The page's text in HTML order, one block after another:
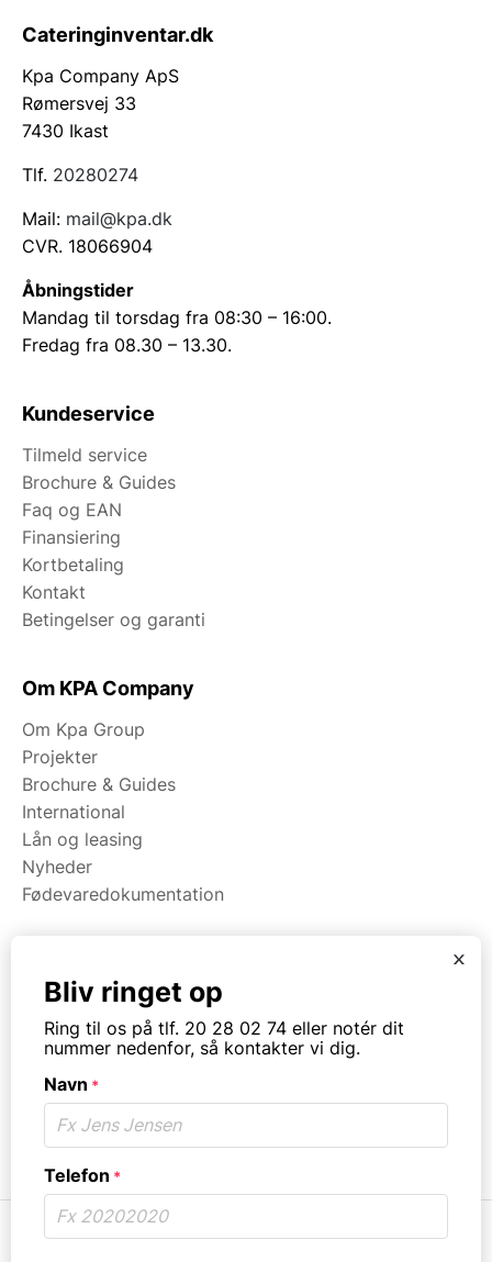
Cateringinventar.dk
Kpa Company ApS
Rømersvej 33
7430 Ikast
Tlf. 20280274
Mail: mail@kpa.dk
CVR. 18066904
Åbningstider
Mandag til torsdag fra 08:30 – 16:00.
Fredag fra 08.30 – 13.30.
Kundeservice
Tilmeld service
Brochure & Guides
Faq og EAN
Finansiering
Kortbetaling
Kontakt
Betingelser og garanti
Om KPA Company
Om Kpa Group
Projekter
Brochure & Guides
International
Lån og leasing
Nyheder
Fødevaredokumentation
Maskiner
Koge/varme/stege
Bageri
Opvask
Opbevaring
Virksomhedstype
x
Bliv ringet op
Ring til os på tlf. 20 28 02 74 eller notér dit
nummer nedenfor, så kontakter vi dig.
Navn *
Telefon *